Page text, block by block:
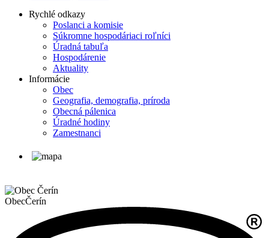
Rychlé odkazy
Poslanci a komisie
Súkromne hospodáriaci roľníci
Úradná tabuľa
Hospodárenie
Aktuality
Informácie
Obec
Geografia, demografia, príroda
Obecná pálenica
Úradné hodiny
Zamestnanci
ObecČerín